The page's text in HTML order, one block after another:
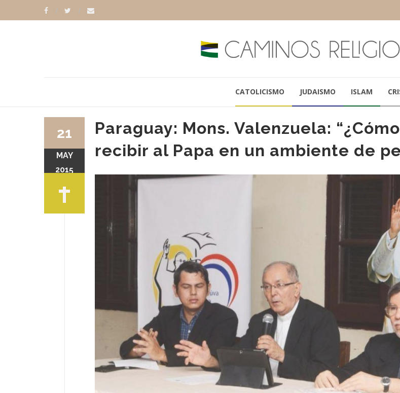
CATOLICISMO JUDAISMO ISLAM
Paraguay: Mons. Valenzuela:
recibir al Papa en un ambiente de
21
MAY
2015